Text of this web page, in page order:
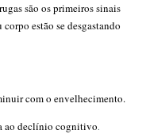
são os primeiros sinais
estão se desgastando
com o envelhecimento.
ao declínio cognitivo